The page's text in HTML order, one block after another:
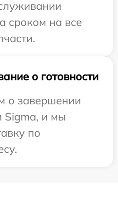
сроком на все
о готовности
о завершении
Sigma, и мы
по